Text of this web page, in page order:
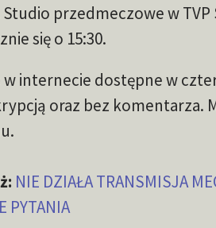
Studio przedmeczowe w TVP
się o 15:30.
internecie dostępne w
oraz bez komentarza.
NIE DZIAŁA TRANSMISJA
PYTANIA